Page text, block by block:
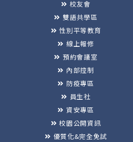
校友會
雙語共學區
性別平等教育
線上報修
預約會議室
內部控制
防疫專區
員生社
資安專區
校園公開資訊
優質化&完全免試